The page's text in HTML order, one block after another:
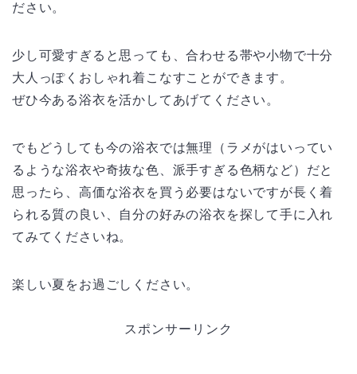
ださい。
少し可愛すぎると思っても、合わせる帯や小物で十分
大人っぽくおしゃれ着こなすことができます。
ぜひ今ある浴衣を活かしてあげてください。
でもどうしても今の浴衣では無理（ラメがはいってい
るような浴衣や奇抜な色、派手すぎる色柄など）だと
思ったら、高価な浴衣を買う必要はないですが長く着
られる質の良い、自分の好みの浴衣を探して手に入れ
てみてくださいね。
楽しい夏をお過ごしください。
スポンサーリンク